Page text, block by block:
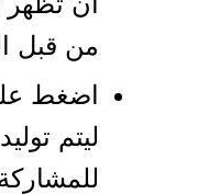
من قبل
اضغط
ليتم